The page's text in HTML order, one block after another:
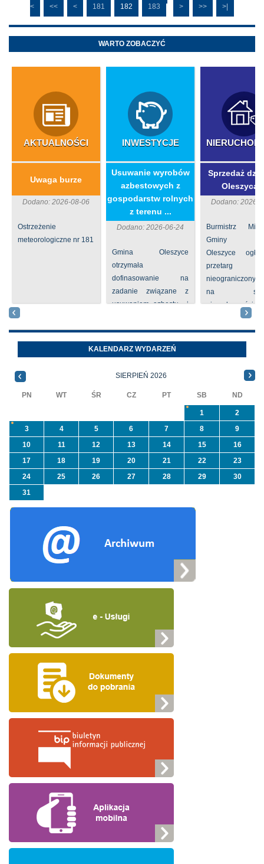
<
<< < 181 182 183 > >> >|
WARTO ZOBACZYĆ
AKTUALNOŚCI
Uwaga burze
Dodano: 2026-08-06
Ostrzeżenie
meteorologiczne nr 181
INWESTYCJE
​Usuwanie wyrobów
azbestowych z
gospodarstw rolnych
z terenu ...
Dodano: 2026-06-24
Gmina Oleszyce
otrzymała
dofinasowanie na
zadanie związane z
usuwaniem azbestu i
azbest w ramach
programu
priorytetowego
NFOŚiGW pn.
Sprzedaż
Dodano: 2026-
Burmistrz
Gminy
Oleszyce
przetarg
nieograniczony
na
nieruchomości nr
Oleszycach
Orzeszkowej.
informacji ...
KALENDARZ WYDARZEŃ
SIERPIEŃ 2026
PN WT ŚR CZ PT SB ND
1
2
3
4 5 6 7 8
9
10
11 12 13 14 15
16
17
18 19 20 21 22
23
24
25 26 27 28 29
30
31